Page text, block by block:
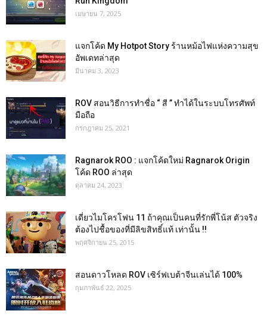
เมษายน 7, 2025
แจกโค้ด My Hotpot Story ร้านหม้อไฟแห่งความสุข
อัพเดทล่าสุด
มีนาคม 3, 2023
ROV สอนวิธีการทำชื่อ “ สี ” ทำได้ในระบบโทรศัพท์
มือถือ
กรกฎาคม 25, 2021
Ragnarok ROO : แจกโค้ดใหม่ Ragnarok Origin
โค้ด ROO ล่าสุด
ตุลาคม 24, 2023
เดี่ยวไมโครโฟน 11 ถ้าคุณเป็นคนที่รักพี่โน้ส ตัวจริง
ต้องไปชื้อของที่มีลิขสิทธิ์แท้ เท่านั้น !!
พฤศจิกายน 25, 2015
สอนดาวโหลด ROV เซิร์ฟเบต้าจีนเล่นได้ 100%
กุมภาพันธ์ 22, 2025